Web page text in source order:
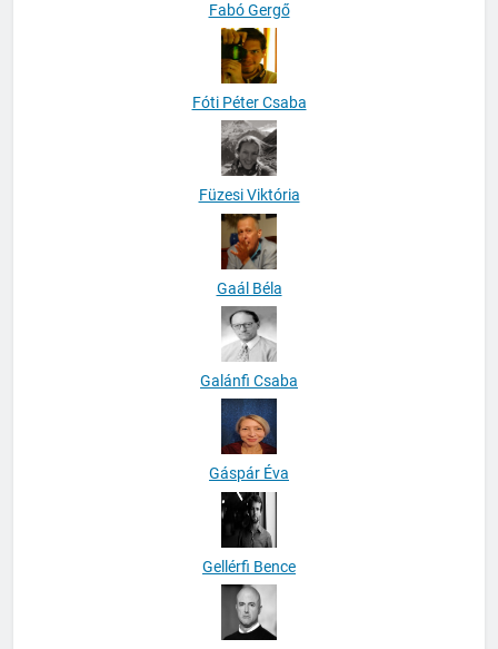
Fabó Gergő
Fóti Péter Csaba
Füzesi Viktória
Gaál Béla
Galánfi Csaba
Gáspár Éva
Gellérfi Bence